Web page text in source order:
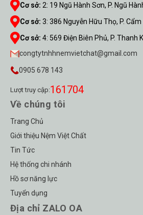
Cơ sở: 2: 19 Ngũ Hành Sơn, P. Ngũ
Cơ sở: 3: 386 Nguyễn Hữu Thọ, P. Cẩm
Cơ sở: 4: 569 Điện Biên Phủ, P. Thanh
congtytnhhnemvietchat@gmail.com
0905 678 143
Lượt truy cập:161704
Về chúng tôi
Trang Chủ
Giới thiệu Nệm Việt Chất
Tin Tức
Hệ thống chi nhánh
Hồ sơ năng lực
Tuyển dụng
Địa chỉ ZALO OA